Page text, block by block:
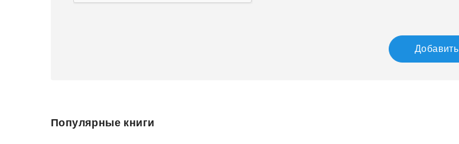
Добавить
Популярные книги